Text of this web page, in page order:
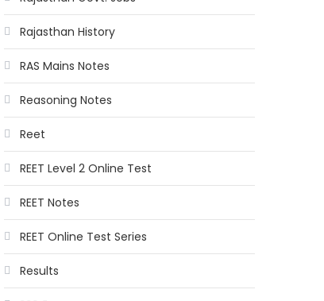
Rajasthan History
RAS Mains Notes
Reasoning Notes
Reet
REET Level 2 Online Test
REET Notes
REET Online Test Series
Results